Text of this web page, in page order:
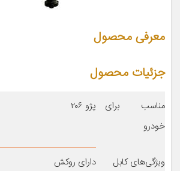
معرفی محصول
جزئیات محصول
مناسب برای
خودرو
پژو ۲۰۶
ویژگی‌های کابل دارای روکش